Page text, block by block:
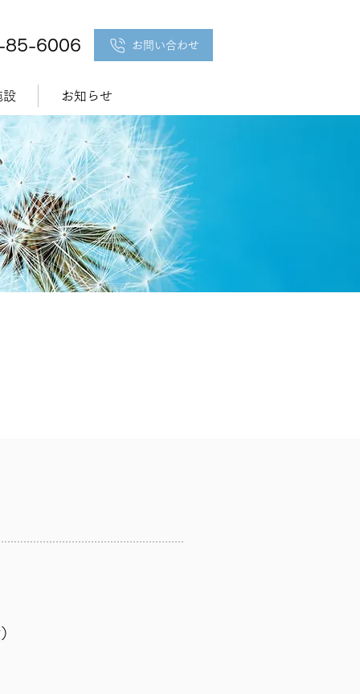
85-6006 お問い合わせ
設 お知らせ